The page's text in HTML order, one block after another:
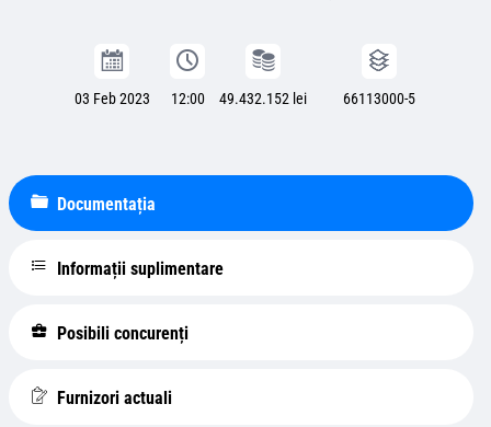
03 Feb 2023 12:00 49.432.152 lei 66113000-5
Documentația
Informații suplimentare
Posibili concurenți
Furnizori actuali